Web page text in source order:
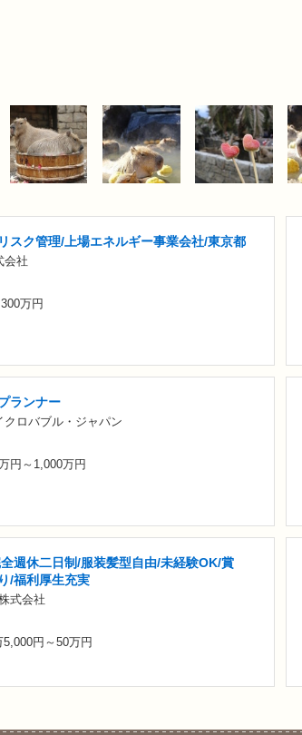
スク管理/上場エネルギー事業会社/東京都
会社
万円
ランナー
クロバブル・ジャパン
円～1,000万円
週休二日制/服装髪型自由/未経験OK/賞
/福利厚生充実
式会社
5,000円～50万円